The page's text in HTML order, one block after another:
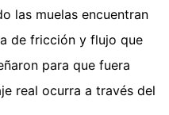
las muelas encuentran
de fricción y flujo que
para que fuera
real ocurra a través del